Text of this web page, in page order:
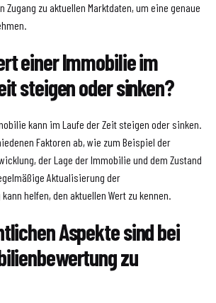
Zugang zu aktuellen Marktdaten, um eine genaue
einer Immobilie im
steigen oder sinken?
kann im Laufe der Zeit steigen oder sinken.
Faktoren ab, wie zum Beispiel der
der Lage der Immobilie und dem Zustand
Aktualisierung der
helfen, den aktuellen Wert zu kennen.
Aspekte sind bei
zu